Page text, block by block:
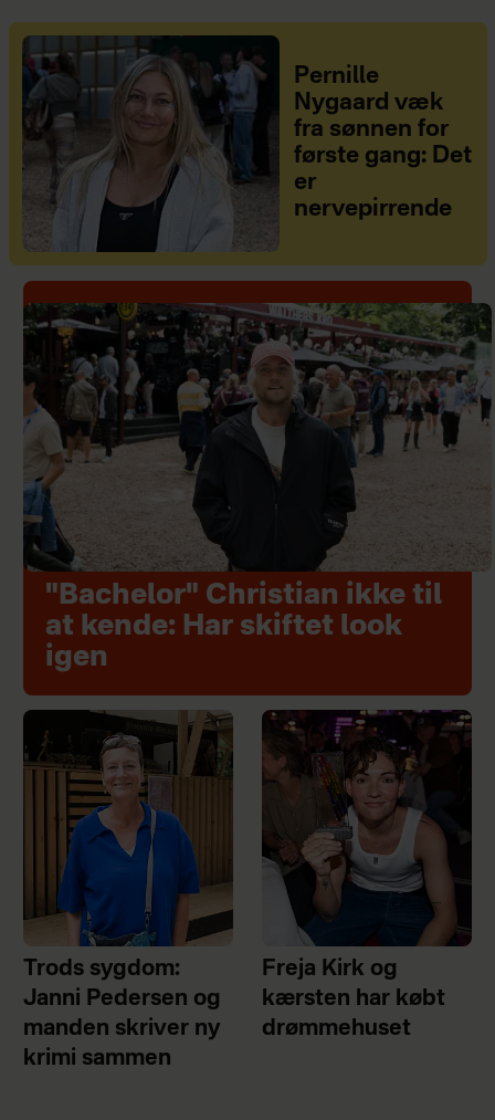
Pernille
Nygaard væk
fra sønnen for
første gang: Det
er
nervepirrende
"Bachelor" Christian ikke til
at kende: Har skiftet look
igen
Trods sygdom:
Janni Pedersen og
manden skriver ny
krimi sammen
Freja Kirk og
kærsten har købt
drømmehuset